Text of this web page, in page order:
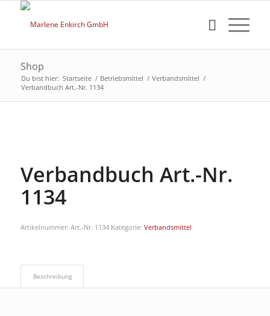
Shop
Du bist hier: Startseite / Betriebsmittel / Verbandsmittel /
Verbandbuch Art.-Nr. 1134
Verbandbuch Art.-Nr.
1134
Artikelnummer: Art.-Nr. 1134 Kategorie: Verbandsmittel
Beschreibung